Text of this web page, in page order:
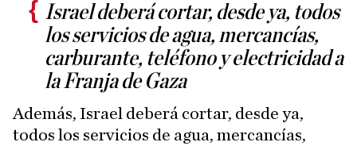
Israel deberá cortar, desde ya, todos
los servicios de agua, mercancías,
carburante, teléfono y electricidad a
la Franja de Gaza
Además, Israel deberá cortar, desde ya,
todos los servicios de agua, mercancías,